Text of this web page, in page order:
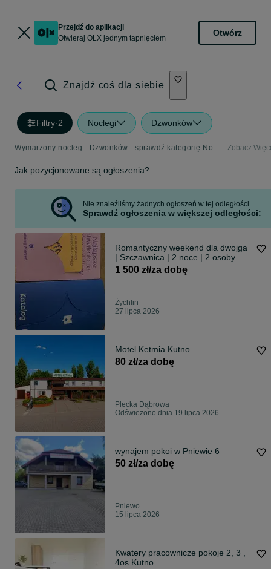
Przejdź do aplikacji
Otwieraj OLX jednym tapnięciem
Otwórz
Znajdź coś dla siebie
Filtry·2 Noclegi Dzwonków
Wymarzony nocleg - Dzwonków - sprawdź kategorię Noclegi Zobacz
Jak pozycjonowane są ogłoszenia?
Nie znaleźliśmy żadnych ogłoszeń w tej odległości.
Sprawdź ogłoszenia w większej odległości:
Romantyczny weekend dla dwojga
| Szczawnica | 2 noce | 2 osoby
voucher katalogmarzen.pl wartosc
1 500 zł/za dobę
Żychlin
27 lipca 2026
Motel Ketmia Kutno
80 zł/za dobę
Plecka Dąbrowa
Odświeżono dnia 19 lipca 2026
wynajem pokoi w Pniewie 6
50 zł/za dobę
Pniewo
15 lipca 2026
Kwatery pracownicze pokoje 2, 3 ,
4os Kutno